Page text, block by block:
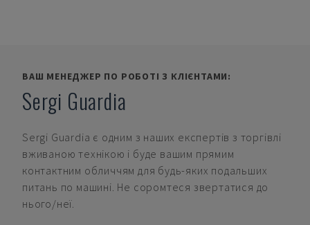
ВАШ МЕНЕДЖЕР ПО РОБОТІ З КЛІЄНТАМИ:
Sergi Guardia
Sergi Guardia є одним з наших експертів з торгівлі
вживаною технікою і буде вашим прямим
контактним обличчям для будь-яких подальших
питань по машині. Не соромтеся звертатися до
нього/неї.